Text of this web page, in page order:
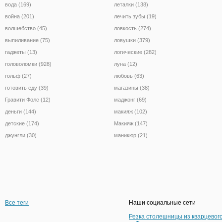
вода (169)
война (201)
волшебство (45)
выпиливание (75)
гаджеты (13)
головоломки (928)
гольф (27)
готовить еду (39)
Гравити Фолс (12)
деньги (144)
детские (174)
джунгли (30)
леталки (138)
лечить зубы (19)
ловкость (274)
ловушки (379)
логические (282)
луна (12)
любовь (63)
магазины (38)
маджонг (69)
макияж (102)
Макияж (147)
маникюр (21)
Все теги
Наши социальные сети
Резка столешницы из